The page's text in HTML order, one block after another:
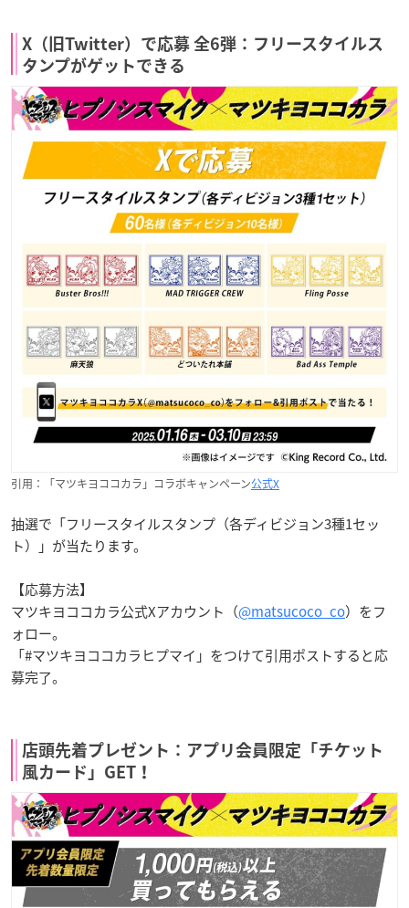
X（旧Twitter）で応募 全6弾：フリースタイルス
タンプがゲットできる
引用：「マツキヨココカラ」コラボキャンペーン公式X
抽選で「フリースタイルスタンプ（各ディビジョン3種1セッ
ト）」が当たります。
【応募方法】
マツキヨココカラ公式Xアカウント（@matsucoco_co）をフ
ォロー。
「#マツキヨココカラヒプマイ」をつけて引用ポストすると応
募完了。
店頭先着プレゼント：アプリ会員限定「チケット
風カード」GET！